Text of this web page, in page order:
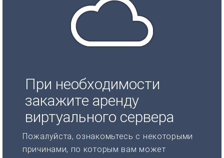
При необходимости
закажите аренду
виртуального сервера
Пожалуйста, ознакомьтесь с некоторыми
причинами, по которым вам может